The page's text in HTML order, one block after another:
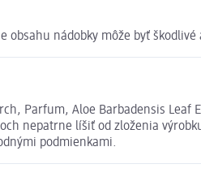
nádobky môže byť
Parfum, Aloe Barbadensis
nepatrne líšiť od zloženia
podmienkami.